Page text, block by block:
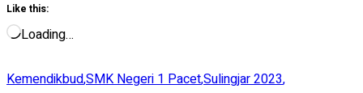
Like this:
Loading…
Kemendikbud,SMK Negeri 1 Pacet,Sulingjar 2023,